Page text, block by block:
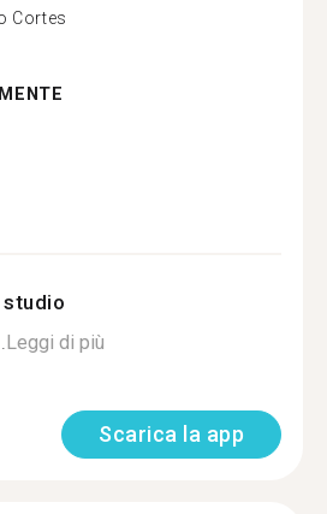
Cortes
Leggi di più
Scarica la app